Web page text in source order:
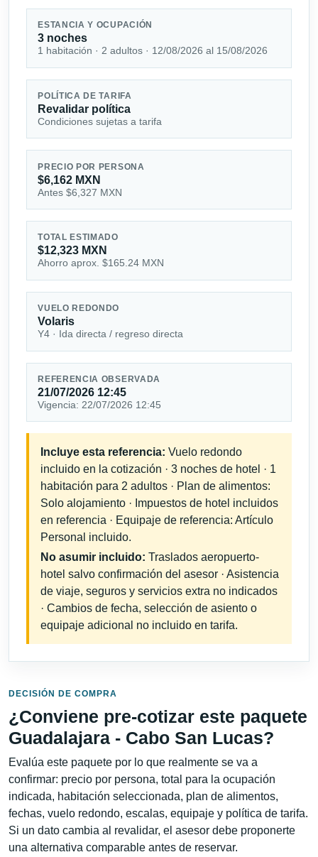
ESTANCIA Y OCUPACIÓN
3 noches
1 habitación · 2 adultos · 12/08/2026 al 15/08/2026
POLÍTICA DE TARIFA
Revalidar política
Condiciones sujetas a tarifa
PRECIO POR PERSONA
$6,162 MXN
Antes $6,327 MXN
TOTAL ESTIMADO
$12,323 MXN
Ahorro aprox. $165.24 MXN
VUELO REDONDO
Volaris
Y4 · Ida directa / regreso directa
REFERENCIA OBSERVADA
21/07/2026 12:45
Vigencia: 22/07/2026 12:45
Incluye esta referencia: Vuelo redondo
incluido en la cotización · 3 noches de hotel · 1
habitación para 2 adultos · Plan de alimentos:
Solo alojamiento · Impuestos de hotel incluidos
en referencia · Equipaje de referencia: Artículo
Personal incluido.
No asumir incluido: Traslados aeropuerto-
hotel salvo confirmación del asesor · Asistencia
de viaje, seguros y servicios extra no indicados
· Cambios de fecha, selección de asiento o
equipaje adicional no incluido en tarifa.
DECISIÓN DE COMPRA
¿Conviene pre-cotizar este paquete
Guadalajara - Cabo San Lucas?
Evalúa este paquete por lo que realmente se va a
confirmar: precio por persona, total para la ocupación
indicada, habitación seleccionada, plan de alimentos,
fechas, vuelo redondo, escalas, equipaje y política de tarifa.
Si un dato cambia al revalidar, el asesor debe proponerte
una alternativa comparable antes de reservar.